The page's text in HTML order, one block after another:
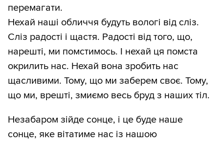
перемагати.
Нехай наші обличчя будуть вологі від сліз.
Сліз радості і щастя. Радості від того, що,
нарешті, ми помстимось. І нехай ця помста
окрилить нас. Нехай вона зробить нас
щасливими. Тому, що ми заберем своє. Тому,
що ми, врешті, змиємо весь бруд з наших тіл.
Незабаром зійде сонце, і це буде наше
сонце, яке вітатиме нас із нашою